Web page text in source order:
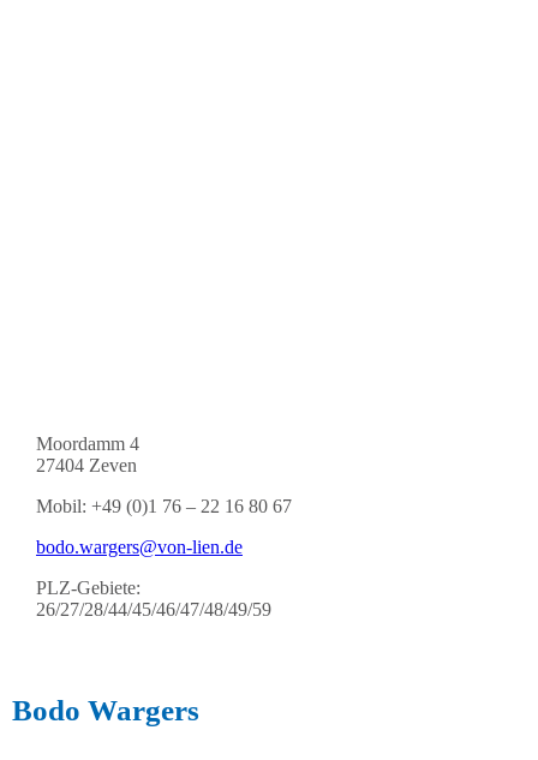
Moordamm 4
27404 Zeven
Mobil: +49 (0)1 76 – 22 16 80 67
bodo.wargers@von-lien.de
PLZ-Gebiete:
26/27/28/44/45/46/47/48/49/59
Bodo Wargers